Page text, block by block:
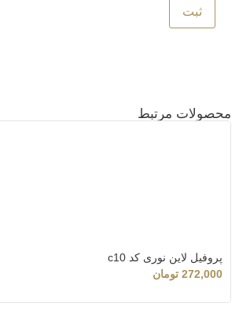
محصولات مرتبط
پروفیل لاین نوری کد c10
272,000 تومان